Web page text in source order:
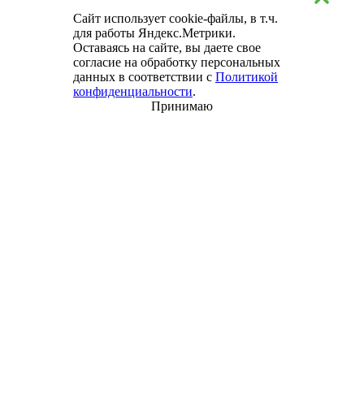
Сайт использует cookie-файлы, в т.ч.
для работы Яндекс.Метрики.
Оставаясь на сайте, вы даете свое
согласие на обработку персональных
данных в соответствии с Политикой
конфиденциальности.
Принимаю